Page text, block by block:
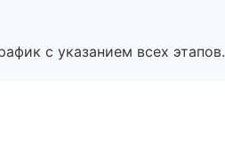
с указанием всех этапов.